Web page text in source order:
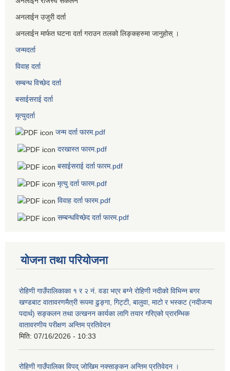
अनलाईन उजुरी दर्ता
अनलाईन मार्फत घटना दर्ता गराउन तलको लिङ्कहरुमा जानुहोस् ।
जन्मदर्ता
विवाह दर्ता
सम्बन्ध विच्छेद दर्ता
बसाईसराई दर्ता
मृत्युदर्ता
जन्म दर्ता फारम.pdf
दरखास्त फारम.pdf
बसाईसराई दर्ता फारम.pdf
मृत्यु दर्ता फारम.pdf
विवाह दर्ता फारम.pdf
सम्बन्धविच्छेद दर्ता फारम.pdf
योजना तथा परियोजना
रोहिणी गाउँपालिकाका १ र २ नं. वडा भएर बग्ने रोहिणी नदीको विभिन्न बगर
खण्डबाट वातावरणमैत्री रूपमा ढुङ्गा, गिट्टी, बालुवा, माटो र भस्कट (नदीजन्य
पदार्थ) सङ्कलन तथा उत्खनन कार्यका लागि तयार गरिएको प्रारम्भिक
वातावरणीय परीक्षण अन्तिम प्रतिवेदन
मिति: 07/16/2026 - 10:33
रोहिणी गाउँपालिका विपद् जोखिम नक्साङ्कन अन्तिम प्रतिवेदन ।